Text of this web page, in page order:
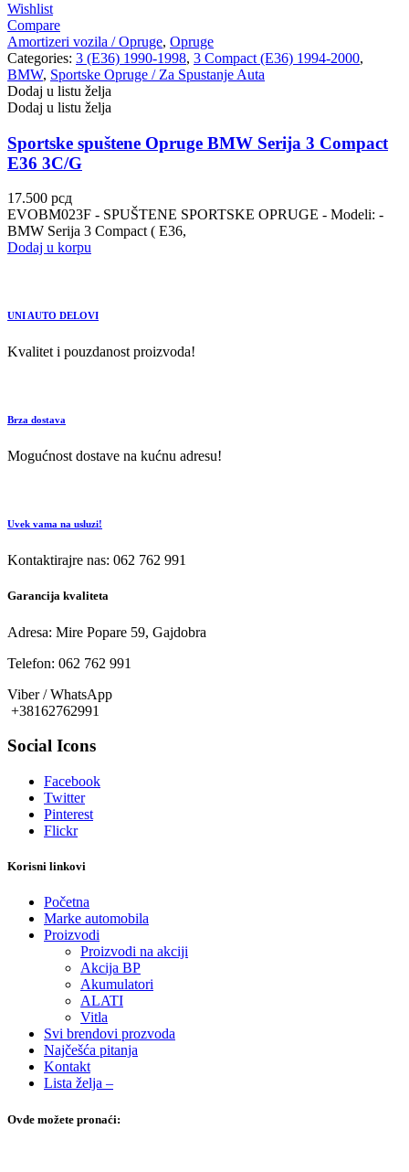
Wishlist
Compare
Amortizeri vozila / Opruge, Opruge
Categories: 3 (E36) 1990-1998, 3 Compact (E36) 1994-2000,
BMW, Sportske Opruge / Za Spustanje Auta
Dodaj u listu želja
Dodaj u listu želja
Sportske spuštene Opruge BMW Serija 3 Compact
E36 3C/G
17.500 рсд
EVOBM023F - SPUŠTENE SPORTSKE OPRUGE - Modeli: -
BMW Serija 3 Compact ( E36,
Dodaj u korpu
UNI AUTO DELOVI
Kvalitet i pouzdanost proizvoda!
Brza dostava
Mogućnost dostave na kućnu adresu!
Uvek vama na usluzi!
Kontaktirajre nas: 062 762 991
Garancija kvaliteta
Adresa: Mire Popare 59, Gajdobra
Telefon: 062 762 991
Viber / WhatsApp
+38162762991
Social Icons
Facebook
Twitter
Pinterest
Flickr
Korisni linkovi
Početna
Marke automobila
Proizvodi
Proizvodi na akciji
Akcija BP
Akumulatori
ALATI
Vitla
Svi brendovi prozvoda
Najčešća pitanja
Kontakt
Lista želja –
Ovde možete pronaći: